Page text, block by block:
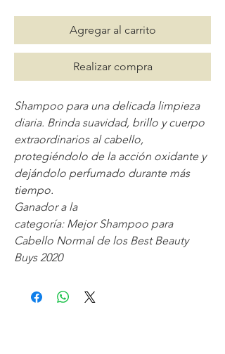
Agregar al carrito
Realizar compra
Shampoo para una delicada limpieza
diaria. Brinda suavidad, brillo y cuerpo
extraordinarios al cabello,
protegiéndolo de la acción oxidante y
dejándolo perfumado durante más
tiempo.
Ganador a la
categoría: Mejor Shampoo para
Cabello Normal de los Best Beauty
Buys 2020